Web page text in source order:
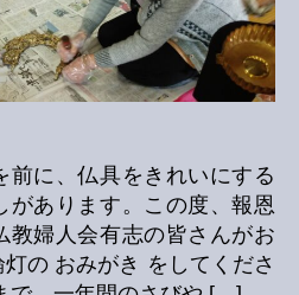
前に、仏具をきれいにする
があります。この度、報恩
教婦人会有志の皆さんがお
の おみがき をしてくださ